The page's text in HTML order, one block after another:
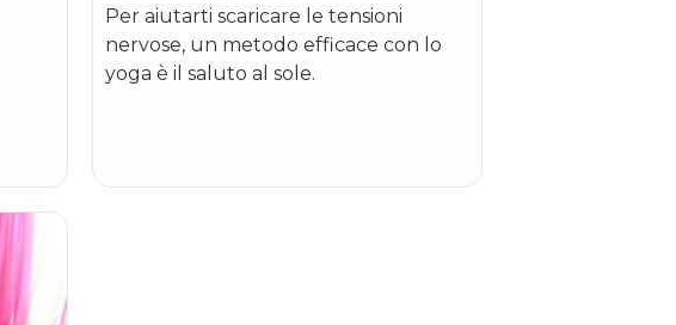
Per aiutarti scaricare le tensioni
nervose, un metodo efficace con lo
yoga è il saluto al sole.